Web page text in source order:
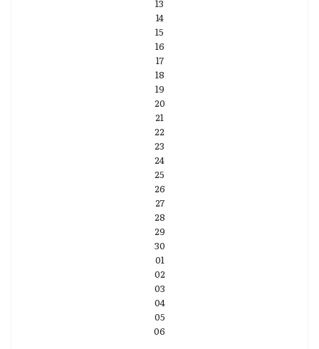
13
14
15
16
17
18
19
20
21
22
23
24
25
26
27
28
29
30
01
02
03
04
05
06